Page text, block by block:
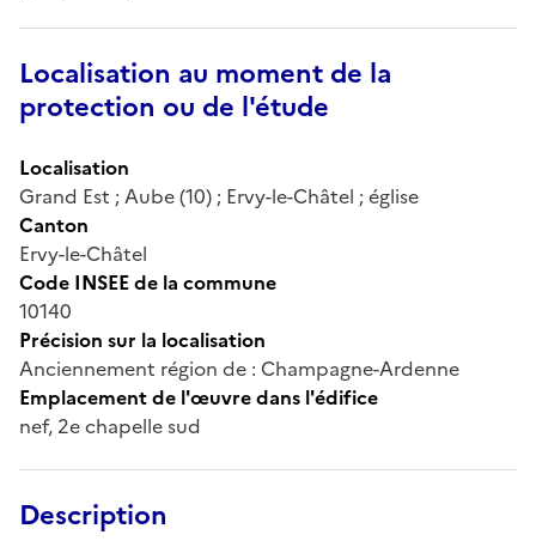
Localisation au moment de la
protection ou de l'étude
Localisation
Grand Est ; Aube (10) ; Ervy-le-Châtel ; église
Canton
Ervy-le-Châtel
Code INSEE de la commune
10140
Précision sur la localisation
Anciennement région de : Champagne-Ardenne
Emplacement de l'œuvre dans l'édifice
nef, 2e chapelle sud
Description